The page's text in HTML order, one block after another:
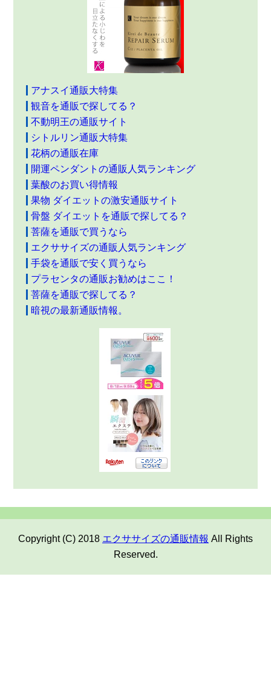
アナスイ通販大特集
観音を通販で探してる？
不動明王の通販サイト
シトルリン通販大特集
花柄の通販在庫
開運ペンダントの通販人気ランキング
葉酸のお買い得情報
果物 ダイエットの激安通販サイト
骨盤 ダイエットを通販で探してる？
菩薩を通販で買うなら
エクササイズの通販人気ランキング
手袋を通販で安く買うなら
プラセンタの通販お勧めはここ！
菩薩を通販で探してる？
暗視の最新通販情報。
Copyright (C) 2018 エクササイズの通販情報 All Rights
Reserved.